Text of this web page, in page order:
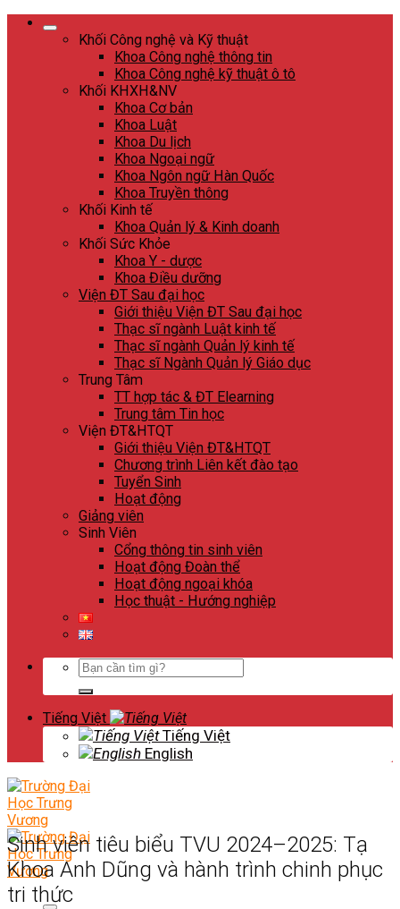
Skip
Khối Công nghệ và Kỹ thuật
Khoa Công nghệ thông tin
Khoa Công nghệ kỹ thuật ô tô
Khối KHXH&NV
Khoa Cơ bản
Khoa Luật
Khoa Du lịch
Khoa Ngoại ngữ
Khoa Ngôn ngữ Hàn Quốc
Khoa Truyền thông
Khối Kinh tế
Khoa Quản lý & Kinh doanh
Khối Sức Khỏe
Khoa Y - dược
Khoa Điều dưỡng
Viện ĐT Sau đại học
Giới thiệu Viện ĐT Sau đại học
Thạc sĩ ngành Luật kinh tế
Thạc sĩ ngành Quản lý kinh tế
Thạc sĩ Ngành Quản lý Giáo dục
Trung Tâm
TT hợp tác & ĐT Elearning
Trung tâm Tin học
Viện ĐT&HTQT
Giới thiệu Viện ĐT&HTQT
Chương trình Liên kết đào tạo
Tuyển Sinh
Hoạt động
Giảng viên
Sinh Viên
Cổng thông tin sinh viên
Hoạt động Đoàn thể
Hoạt động ngoại khóa
Học thuật - Hướng nghiệp
Search
Tiếng Việt
Tiếng Việt
English
Sinh viên tiêu biểu TVU 2024–2025: Tạ
Khoa Anh Dũng và hành trình chinh phục
tri thức